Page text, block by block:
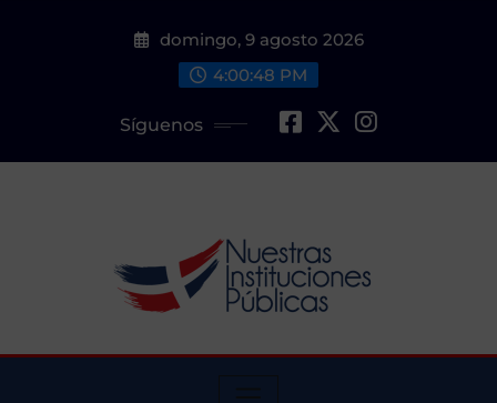
domingo, 9 agosto 2026
4:00:50 PM
Síguenos